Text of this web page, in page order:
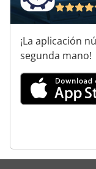
¡La aplicación
segunda mano!